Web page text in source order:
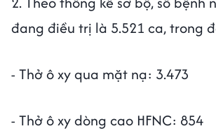
đang điều trị là 5.521 ca, trong
- Thở ô xy qua mặt nạ: 3.473
- Thở ô xy dòng cao HFNC: 854